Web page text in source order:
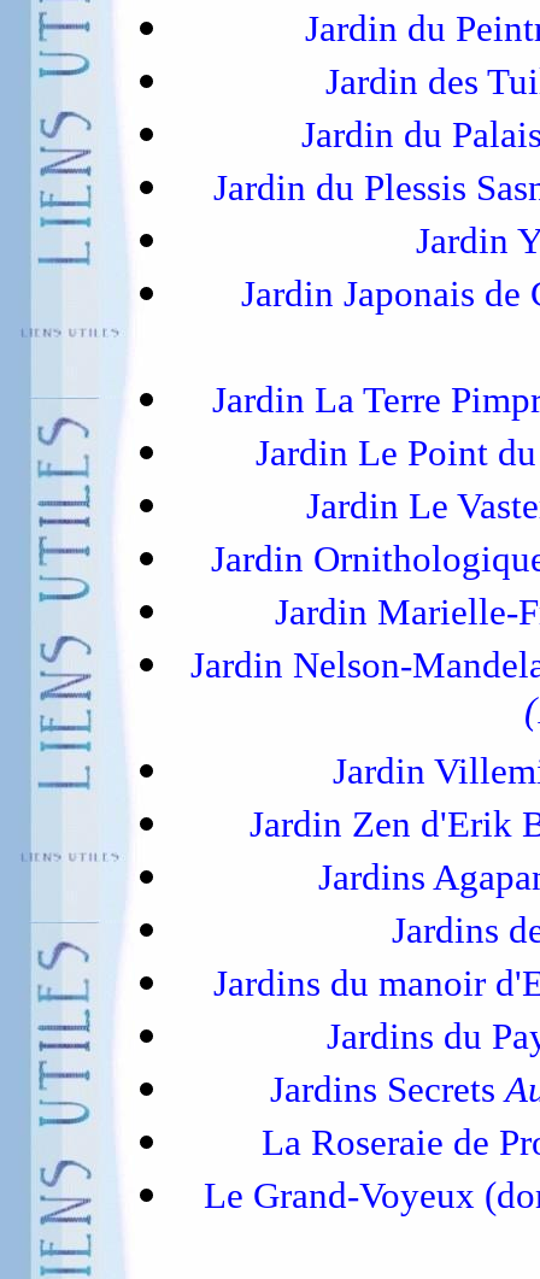
Jardin du
Jardin des
Jardin du
Jardin du Plessis
Jardin
Jardin Japonais
Jardin La Terre
Jardin Le Point
Jardin Le
Jardin
Jardin Marielle-
Jardin Nelson-
Jardin
Jardin Zen d'Erik
Jardins
Jardins
Jardins du manoir
Jardins du
Jardins Secrets
La Roseraie de
Le Grand-Voyeux